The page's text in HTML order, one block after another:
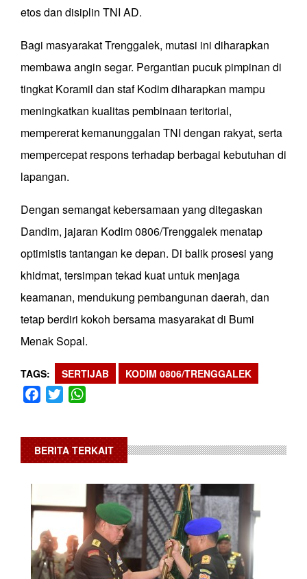
etos dan disiplin TNI AD.
Bagi masyarakat Trenggalek, mutasi ini diharapkan
membawa angin segar. Pergantian pucuk pimpinan di
tingkat Koramil dan staf Kodim diharapkan mampu
meningkatkan kualitas pembinaan teritorial,
mempererat kemanunggalan TNI dengan rakyat, serta
mempercepat respons terhadap berbagai kebutuhan di
lapangan.
Dengan semangat kebersamaan yang ditegaskan
Dandim, jajaran Kodim 0806/Trenggalek menatap
optimistis tantangan ke depan. Di balik prosesi yang
khidmat, tersimpan tekad kuat untuk menjaga
keamanan, mendukung pembangunan daerah, dan
tetap berdiri kokoh bersama masyarakat di Bumi
Menak Sopal.
TAGS SERTIJAB KODIM 0806/TRENGGALEK
Facebook
Twitter
BERITA TERKAIT